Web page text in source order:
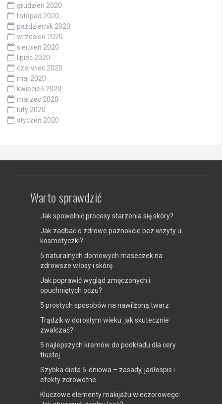
grudzień 2020
listopad 2020
październik 2020
wrzesień 2020
sierpień 2020
lipiec 2020
czerwiec 2020
maj 2020
kwiecień 2020
marzec 2020
luty 2020
styczeń 2020
Warto sprawdzić
Jak spowolnić procesy starzenia się skóry?
Jak zadbać o zdrowe paznokcie bez wizyty u
kosmetyczki?
5 naturalnych domowych maseczek na
zdrowsze włosy i skórę
Jak poprawić wygląd zmęczonych i
opuchniętych oczu?
5 prostych sposobów na nawilżoną twarz
Trądzik w dorosłym wieku: jak skutecznie
zwalczać?
5 najlepszych kremów do podkładu dla cery
tłustej
Szybka dieta 5-dniowa – zasady, jadłospis i
efekty zdrowotne
Kluczowe elementy makijażu wieczorowego: